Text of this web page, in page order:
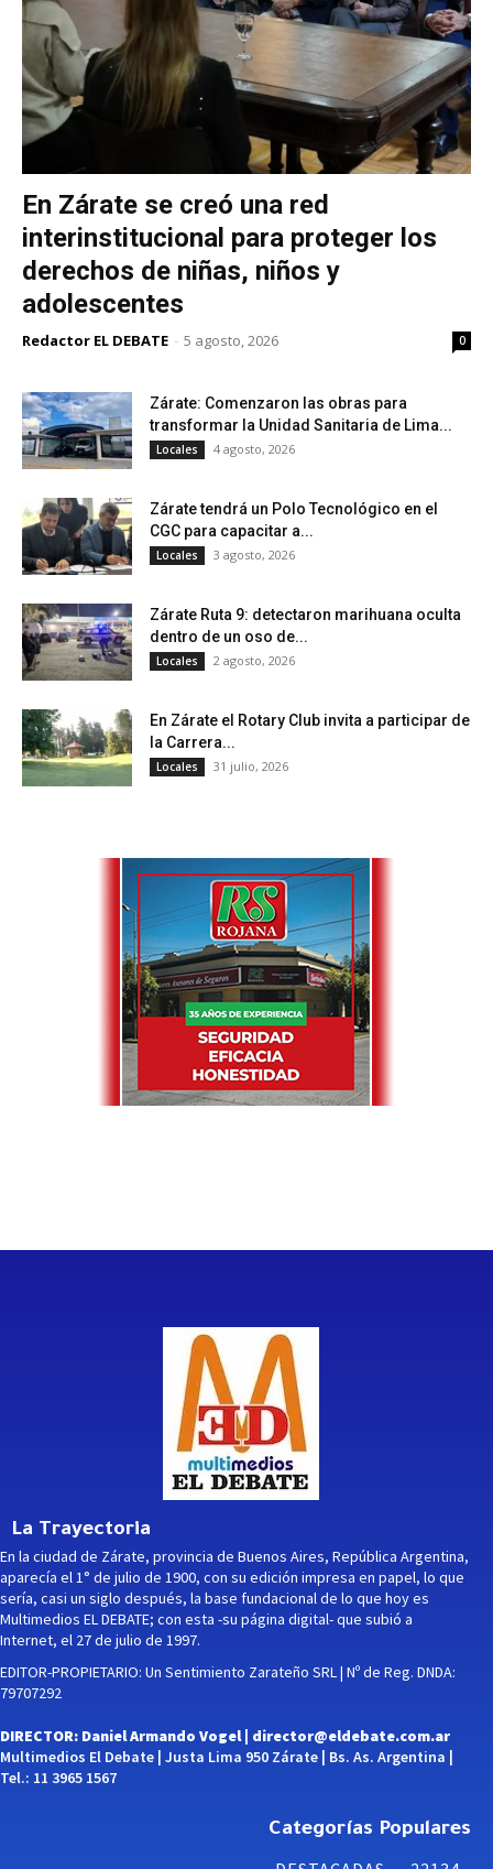
En Zárate se creó una red
interinstitucional para proteger los
derechos de niñas, niños y
adolescentes
Redactor EL DEBATE - 5 agosto, 2026 0
Zárate: Comenzaron las obras para
transformar la Unidad Sanitaria de Lima...
Locales 4 agosto, 2026
Zárate tendrá un Polo Tecnológico en el
CGC para capacitar a...
Locales 3 agosto, 2026
Zárate Ruta 9: detectaron marihuana oculta
dentro de un oso de...
Locales 2 agosto, 2026
En Zárate el Rotary Club invita a participar de
la Carrera...
Locales 31 julio, 2026
La Trayectoria
En la ciudad de Zárate, provincia de Buenos Aires, República Argentina,
aparecía el 1° de julio de 1900, con su edición impresa en papel, lo que
sería, casi un siglo después, la base fundacional de lo que hoy es
Multimedios EL DEBATE; con esta -su página digital- que subió a
Internet, el 27 de julio de 1997.
EDITOR-PROPIETARIO: Un Sentimiento Zarateño SRL | Nº de Reg. DNDA:
79707292
DIRECTOR: Daniel Armando Vogel | director@eldebate.com.ar
Multimedios El Debate | Justa Lima 950 Zárate | Bs. As. Argentina |
Tel.: 11 3965 1567
Categorías Populares